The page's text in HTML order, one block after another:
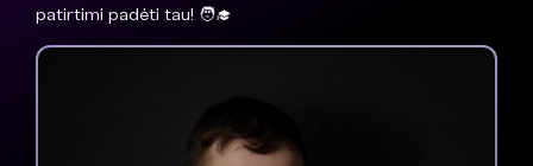
patirtimi padėti tau! 🧑‍🎓